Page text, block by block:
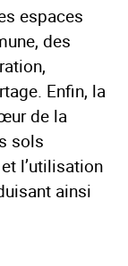
espaces
des
Enfin, la
de la
sols
l’utilisation
ainsi